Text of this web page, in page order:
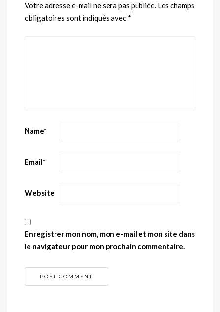
Votre adresse e-mail ne sera pas publiée. Les champs
obligatoires sont indiqués avec *
Name*
Email*
Website
Enregistrer mon nom, mon e-mail et mon site dans
le navigateur pour mon prochain commentaire.